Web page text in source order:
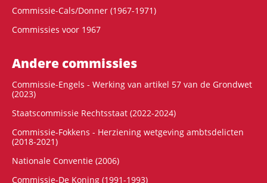
Commissie-Cals/Donner (1967-1971)
Commissies voor 1967
Andere commissies
Commissie-Engels - Werking van artikel 57 van de Grondwet
(2023)
Staatscommissie Rechtsstaat (2022-2024)
Commissie-Fokkens - Herziening wetgeving ambtsdelicten
(2018-2021)
Nationale Conventie (2006)
Commissie-De Koning (1991-1993)